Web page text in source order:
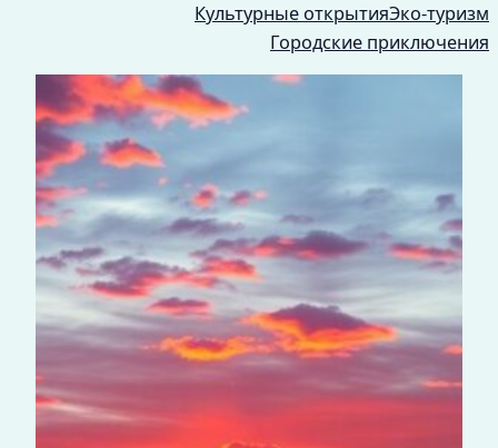
Культурные открытияЭко-туризм
Городские приключения